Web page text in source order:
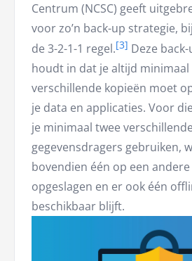
Centrum (NCSC) geeft
voor zo’n back-up strategie,
de 3-2-1-1 regel.
Deze
houdt in dat je altijd minimaal
verschillende kopieën moet
je data en applicaties. Voor
je minimaal twee verschillende
gegevensdragers gebruiken,
bovendien één op een
opgeslagen en er ook één
beschikbaar blijft.